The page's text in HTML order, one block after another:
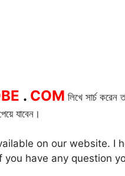
. COM লিখে সার্চ করেন
যাবেন।
on our website. I
have any question